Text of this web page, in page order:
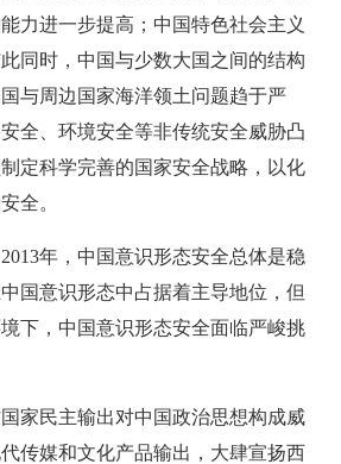
力进一步提高；中国特色社会主义
同时，中国与少数大国之间的结构
与周边国家海洋领土问题趋于严
全、环境安全等非传统安全威胁凸
定科学完善的国家安全战略，以化
全。
年，中国意识形态安全总体是稳
国意识形态中占据着主导地位，但
下，中国意识形态安全面临严峻挑
民主输出对中国政治思想构成威
传媒和文化产品输出，大肆宣扬西